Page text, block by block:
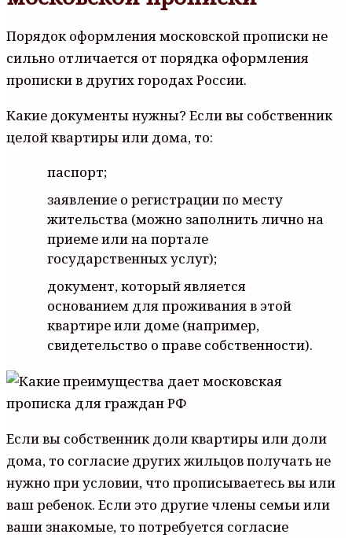
Порядок оформления московской прописки не
сильно отличается от порядка оформления
прописки в других городах России.
Какие документы нужны? Если вы собственник
целой квартиры или дома, то:
паспорт;
заявление о регистрации по месту
жительства (можно заполнить лично на
приеме или на портале
государственных услуг);
документ, который является
основанием для проживания в этой
квартире или доме (например,
свидетельство о праве собственности).
Если вы собственник доли квартиры или доли
дома, то согласие других жильцов получать не
нужно при условии, что прописываетесь вы или
ваш ребенок. Если это другие члены семьи или
ваши знакомые, то потребуется согласие